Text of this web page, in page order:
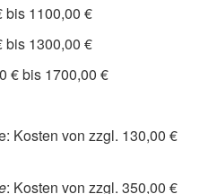
bis 1100,00 €
bis 1300,00 €
€ bis 1700,00 €
Kosten von zzgl. 130,00 €
: Kosten von zzgl. 350,00 €